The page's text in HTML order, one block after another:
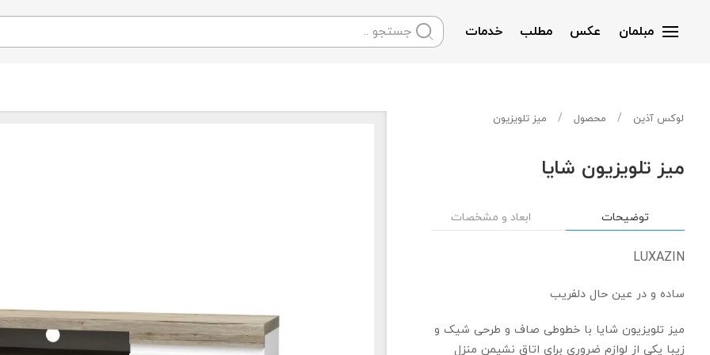
مبلمان عکس مطلب خدمات
لوکس آذین محصول میز تلویزیون
میز تلویزیون شایا
توضیحات ابعاد و مشخصات
LUXAZIN
ساده و در عین حال دلفریب
میز تلویزیون شایا با خطوطی صاف و طرحی شیک و
زیبا یکی از لوازم ضروری برای اتاق نشیمن منزل